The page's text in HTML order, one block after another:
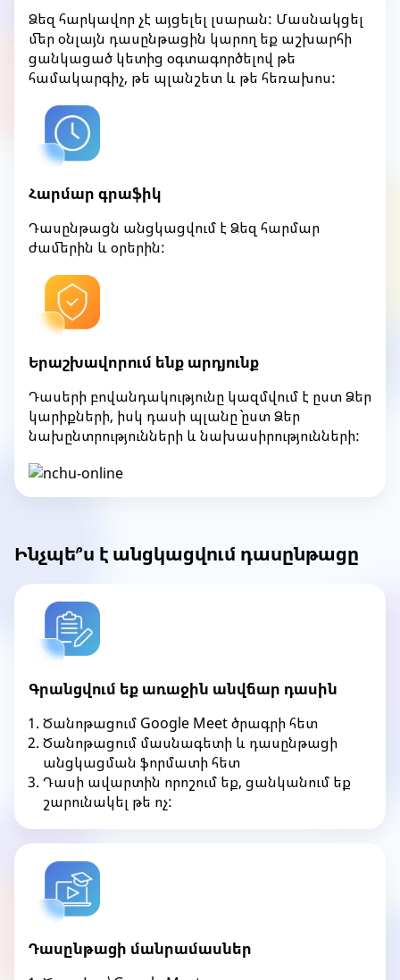
Ձեզ հարկավոր չէ այցելել լսարան: Մասնակցել
մեր օնլայն դասընթացին կարող եք աշխարհի
ցանկացած կետից օգտագործելով թե
համակարգիչ, թե պլանշետ և թե հեռախոս:
Հարմար գրաֆիկ
Դասընթացն անցկացվում է Ձեզ հարմար
ժամերին և օրերին:
Երաշխավորում ենք արդյունք
Դասերի բովանդակությունը կազմվում է ըստ Ձեր
կարիքների, իսկ դասի պլանը` ըստ Ձեր
նախընտրությունների և նախասիրությունների:
Ինչպե՞ս է անցկացվում դասընթացը
Գրանցվում եք առաջին անվճար դասին
Ծանոթացում Google Meet ծրագրի հետ
Ծանոթացում մասնագետի և դասընթացի
անցկացման ֆորմատի հետ
Դասի ավարտին որոշում եք, ցանկանում եք
շարունակել թե ոչ:
Դասընթացի մանրամասներ